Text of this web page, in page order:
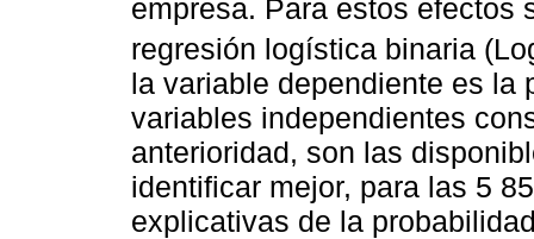
empresa. Para estos efectos
regresión logística binaria
la variable dependiente es la
variables independientes
anterioridad, son las
identificar mejor, para las 5
explicativas de la